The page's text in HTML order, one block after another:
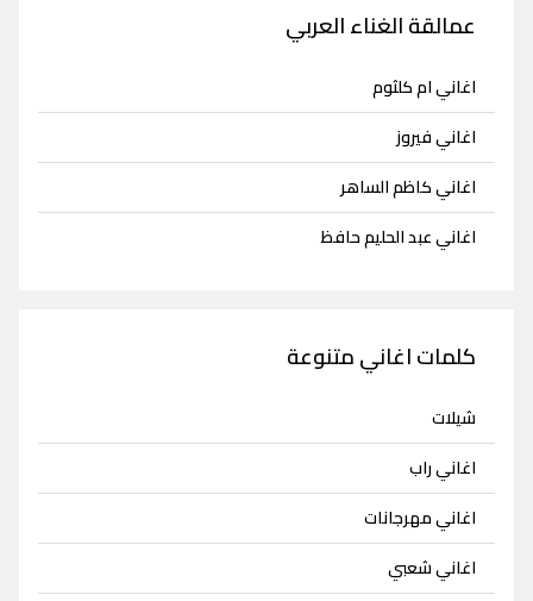
عمالقة الغناء العربي
اغاني ام كلثوم
اغاني فيروز
اغاني كاظم الساهر
اغاني عبد الحليم حافظ
كلمات اغاني متنوعة
شيلات
اغاني راب
اغاني مهرجانات
اغاني شعبي